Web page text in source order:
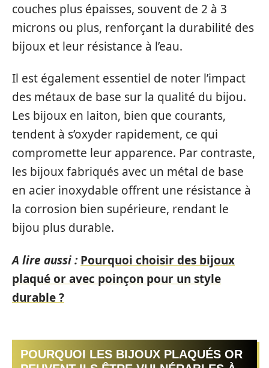
couches plus épaisses, souvent de 2 à 3
microns ou plus, renforçant la durabilité des
bijoux et leur résistance à l’eau.
Il est également essentiel de noter l’impact
des métaux de base sur la qualité du bijou.
Les bijoux en laiton, bien que courants,
tendent à s’oxyder rapidement, ce qui
compromette leur apparence. Par contraste,
les bijoux fabriqués avec un métal de base
en acier inoxydable offrent une résistance à
la corrosion bien supérieure, rendant le
bijou plus durable.
A lire aussi : Pourquoi choisir des bijoux
plaqué or avec poinçon pour un style
durable ?
POURQUOI LES BIJOUX PLAQUÉS OR